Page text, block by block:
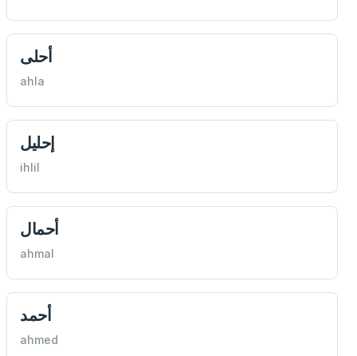
أحلی
ahla
إحلیل
ihlil
أحمال
ahmal
أحمد
ahmed